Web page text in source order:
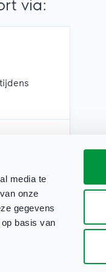
media te
onze
gegevens
basis van
via: